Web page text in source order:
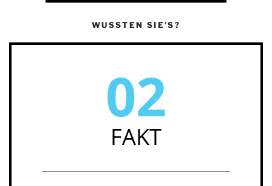
WUSSTEN SIE’S?
02
FAKT